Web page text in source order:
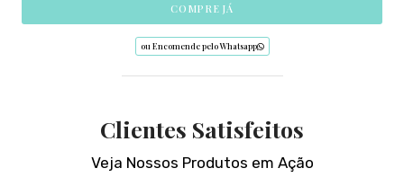
COMPRE JÁ
ou Encomende pelo Whatsapp
Clientes Satisfeitos
Veja Nossos Produtos em Ação